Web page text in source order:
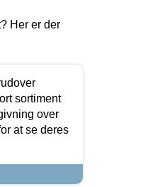
Her er der
sortiment
over
at se deres